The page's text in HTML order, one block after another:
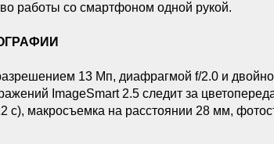
работы со смартфоном одной рукой.
13 Мп, диафрагмой f/2.0 и
ImageSmart 2.5 следит за
с), макросъемка на расстоянии 28 мм,